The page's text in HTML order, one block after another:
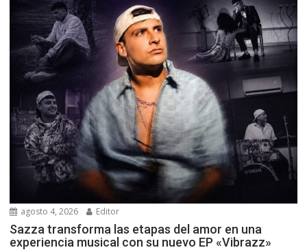
agosto 4, 2026 Editor
Sazza transforma las etapas del amor en una
experiencia musical con su nuevo EP «Vibrazz»